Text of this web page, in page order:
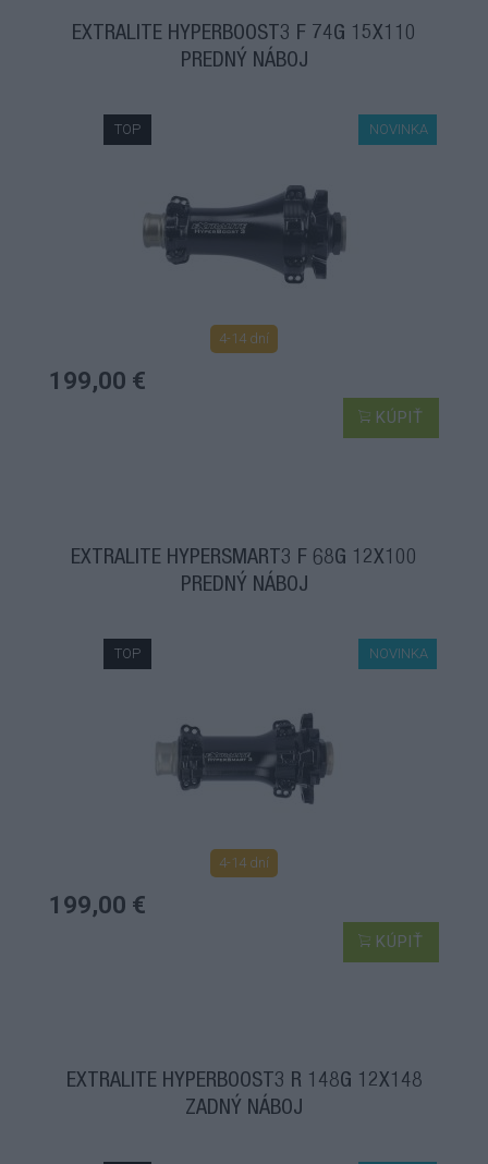
EXTRALITE HYPERBOOST3 F 74G 15X110
PREDNÝ NÁBOJ
NOVINKA
TOP
4-14 dní
199,00 €
KÚPIŤ
EXTRALITE HYPERSMART3 F 68G 12X100
PREDNÝ NÁBOJ
NOVINKA
TOP
4-14 dní
199,00 €
KÚPIŤ
EXTRALITE HYPERBOOST3 R 148G 12X148
ZADNÝ NÁBOJ